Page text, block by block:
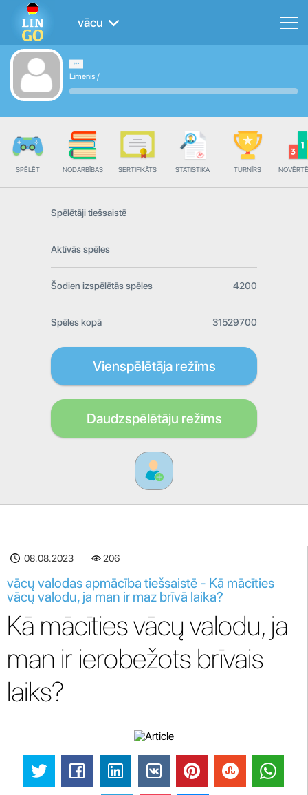
vācu
Līmenis /
SPĒLĒT NODARBĪBAS SERTIFIKĀTS STATISTIKA TURNĪRS
Spēlētāji tiešsaistē
Aktīvās spēles
Šodien izspēlētās spēles 4200
Spēles kopā 31529700
Vienspēlētāja režīms
Daudzspēlētāju režīms
08.08.2023 206
vācų valodas apmācība tiešsaistē - Kā mācīties
vācų valodu, ja man ir maz brīvā laika?
Kā mācīties vācų valodu, ja
man ir ierobežots brīvais
laiks?